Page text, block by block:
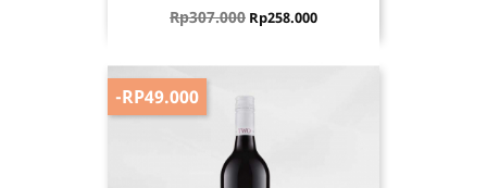
Harga biasa
Rp307.000 Harga
Rp258.000
-RP49.000